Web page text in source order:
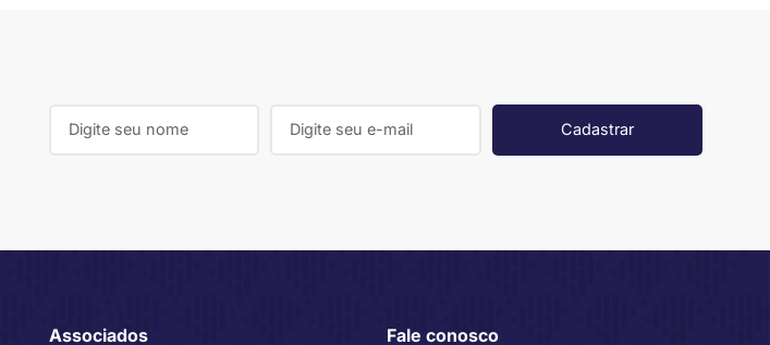
Cadastrar
Associados Fale conosco